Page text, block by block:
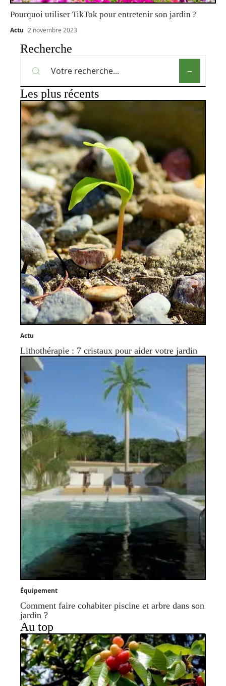
Pourquoi utiliser TikTok pour entretenir son jardin ?
Actu 2 novembre 2023
Recherche
Les plus récents
Actu
Lithothérapie : 7 cristaux pour aider votre jardin
Équipement
Comment faire cohabiter piscine et arbre dans son
jardin ?
Au top